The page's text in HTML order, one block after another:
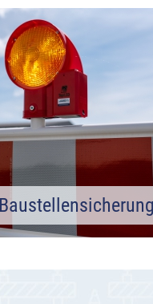
Baustellensicherung